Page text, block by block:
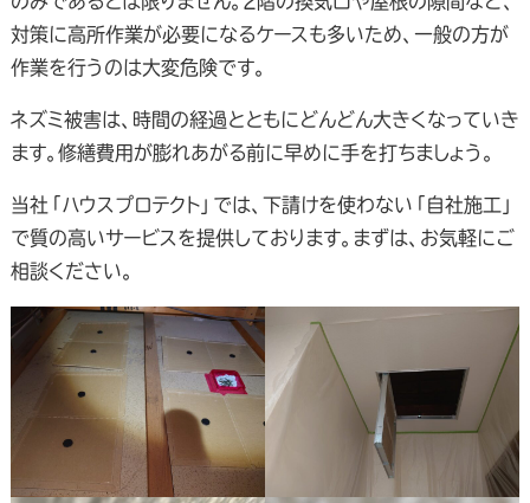
対策に高所作業が必要になるケースも多いため、一般の方が
作業を行うのは大変危険です。
ネズミ被害は、時間の経過とともにどんどん大きくなっていき
ます。修繕費用が膨れあがる前に早めに手を打ちましょう。
当社「ハウスプロテクト」では、下請けを使わない「自社施工」
で質の高いサービスを提供しております。まずは、お気軽にご
相談ください。